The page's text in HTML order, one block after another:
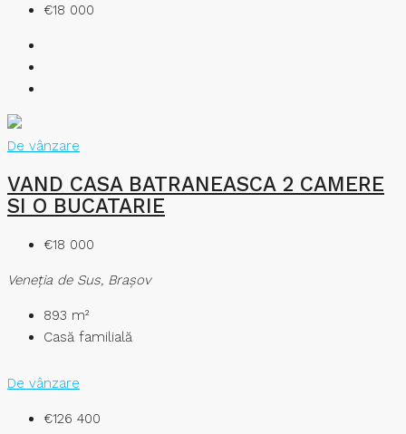
€18 000
De vânzare
VAND CASA BATRANEASCA 2 CAMERE
SI O BUCATARIE
€18 000
Veneţia de Sus, Brașov
893 m²
Casă familială
De vânzare
€126 400